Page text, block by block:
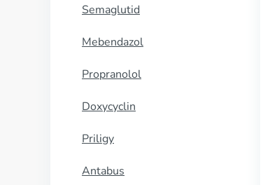
Semaglutid
Mebendazol
Propranolol
Doxycyclin
Priligy
Antabus